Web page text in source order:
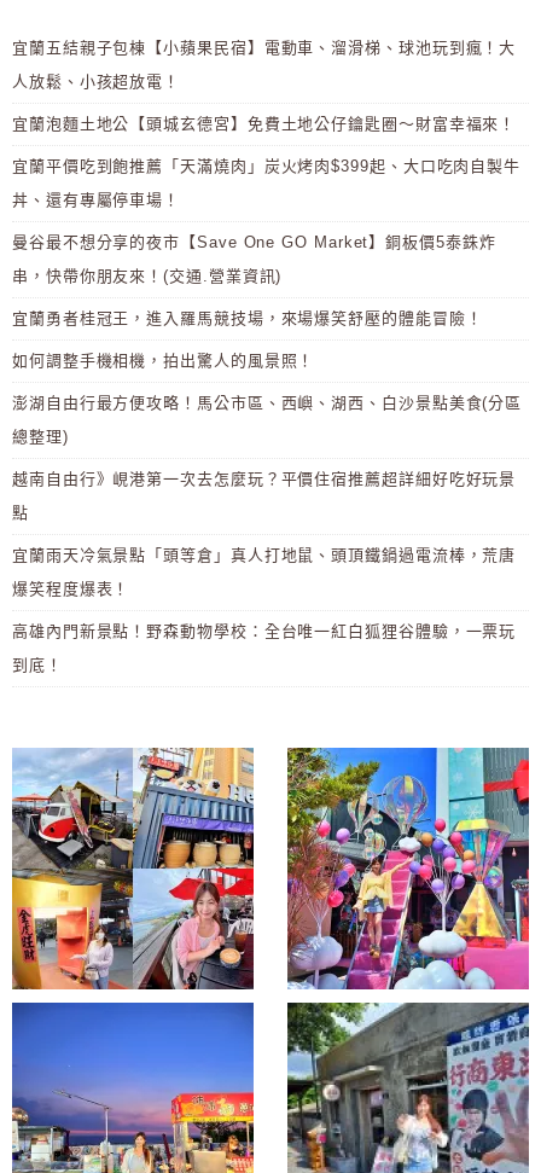
宜蘭五結親子包棟【小蘋果民宿】電動車、溜滑梯、球池玩到瘋！大
人放鬆、小孩超放電！
宜蘭泡麵土地公【頭城玄德宮】免費土地公仔鑰匙圈～財富幸福來！
宜蘭平價吃到飽推薦「天滿燒肉」炭火烤肉$399起、大口吃肉自製牛
丼、還有專屬停車場！
曼谷最不想分享的夜市【Save One GO Market】銅板價5泰銖炸
串，快帶你朋友來！(交通.營業資訊)
宜蘭勇者桂冠王，進入羅馬競技場，來場爆笑舒壓的體能冒險！
如何調整手機相機，拍出驚人的風景照！
澎湖自由行最方便攻略！馬公市區、西嶼、湖西、白沙景點美食(分區
總整理)
越南自由行》峴港第一次去怎麼玩？平價住宿推薦超詳細好吃好玩景
點
宜蘭雨天冷氣景點「頭等倉」真人打地鼠、頭頂鐵鍋過電流棒，荒唐
爆笑程度爆表！
高雄內門新景點！野森動物學校：全台唯一紅白狐狸谷體驗，一票玩
到底！